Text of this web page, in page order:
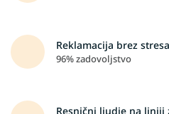
Reklamacija brez
96% zadovoljstvo
Resnični ljudje na liniji